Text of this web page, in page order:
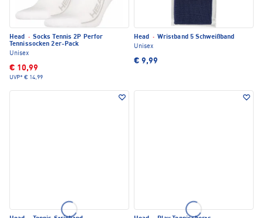
Head · Socks Tennis 2P Perfor
Tennissocken 2er-Pack
Unisex
€ 10,99
UVP* € 14,99
Head · Wristband 5 Schweißband
Unisex
€ 9,99